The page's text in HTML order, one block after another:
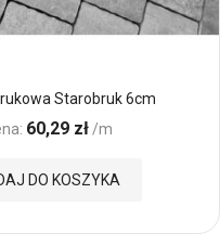
Starobruk 6cm
60,29 zł /m
DO KOSZYKA